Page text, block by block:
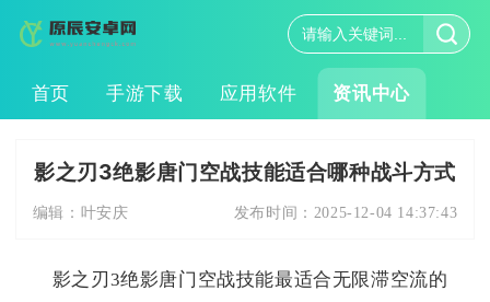
首页 手游下载 应用软件 资讯中心
影之刃3绝影唐门空战技能适合哪种战斗方式
编辑： 叶安庆 发布时间： 2025-12-04 14:37:43
影之刃3绝影唐门空战技能最适合无限滞空流的